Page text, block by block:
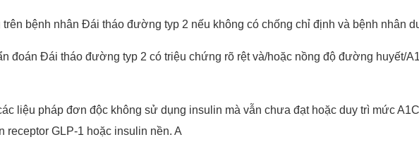
bệnh nhân Đái tháo đường typ 2 nếu không có chống chỉ định và bệnh nhân
Đái tháo đường typ 2 có triệu chứng rõ rệt và/hoặc nồng độ đường huyết/
pháp đơn độc không sử dụng insulin mà vẫn chưa đạt hoặc duy trì mức
receptor GLP-1 hoặc insulin nền. A